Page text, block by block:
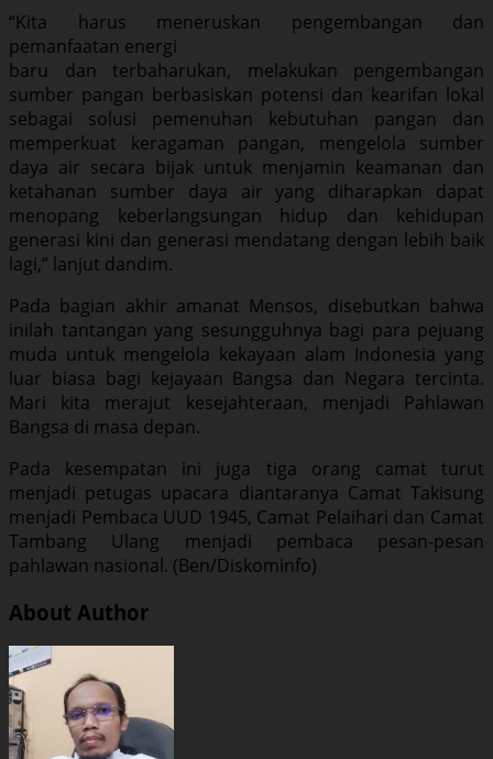
“Kita harus meneruskan pengembangan dan
pemanfaatan energi
baru dan terbaharukan, melakukan pengembangan
sumber pangan berbasiskan potensi dan kearifan lokal
sebagai solusi pemenuhan kebutuhan pangan dan
memperkuat keragaman pangan, mengelola sumber
daya air secara bijak untuk menjamin keamanan dan
ketahanan sumber daya air yang diharapkan dapat
menopang keberlangsungan hidup dan kehidupan
generasi kini dan generasi mendatang dengan lebih baik
lagi,” lanjut dandim.
Pada bagian akhir amanat Mensos, disebutkan bahwa
inilah tantangan yang sesungguhnya bagi para pejuang
muda untuk mengelola kekayaan alam Indonesia yang
luar biasa bagi kejayaan Bangsa dan Negara tercinta.
Mari kita merajut kesejahteraan, menjadi Pahlawan
Bangsa di masa depan.
Pada kesempatan ini juga tiga orang camat turut
menjadi petugas upacara diantaranya Camat Takisung
menjadi Pembaca UUD 1945, Camat Pelaihari dan Camat
Tambang Ulang menjadi pembaca pesan-pesan
pahlawan nasional. (Ben/Diskominfo)
About Author